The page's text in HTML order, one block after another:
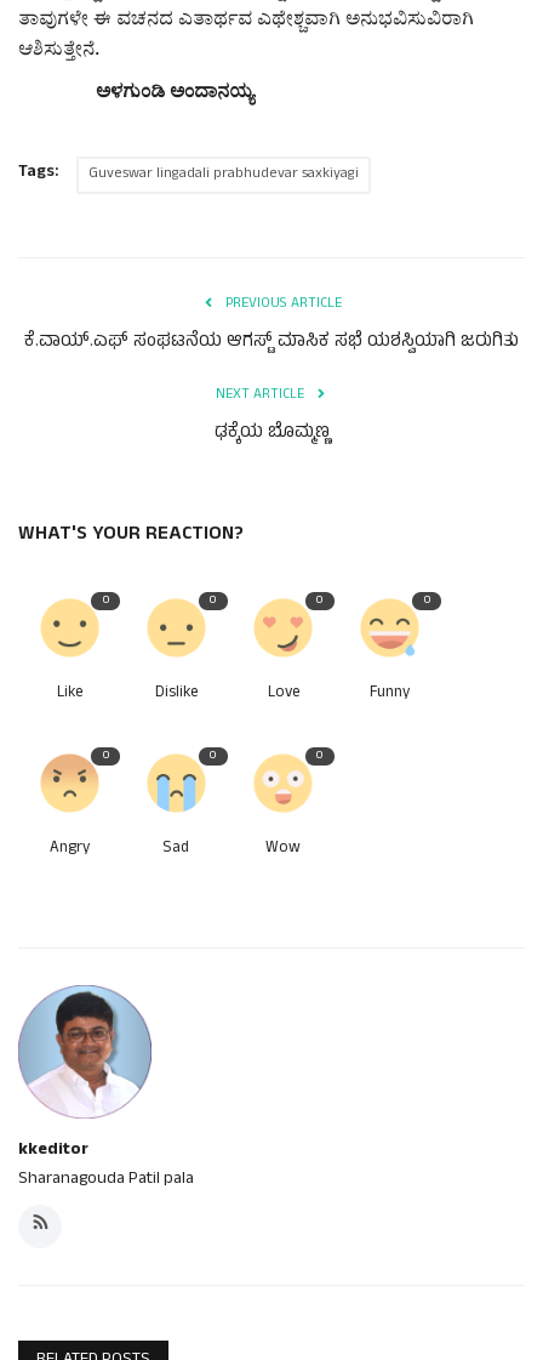
ತಾವುಗಳೇ ಈ ವಚನದ ಎತಾರ್ಥವ ಎಥೇಶ್ಚವಾಗಿ ಅನುಭವಿಸುವಿರಾಗಿ
ಆಶಿಸುತ್ತೇನೆ.
ಅಳಗುಂಡಿ ಅಂದಾನಯ್ಯ
Tags: Guveswar lingadali prabhudevar saxkiyagi
PREVIOUS ARTICLE
ಕೆ.ವಾಯ್.ಎಫ್ ಸಂಘಟನೆಯ ಆಗಸ್ಟ್ ಮಾಸಿಕ ಸಭೆ ಯಶಸ್ವಿಯಾಗಿ ಜರುಗಿತು
NEXT ARTICLE
ಢಕ್ಕೆಯ ಬೊಮ್ಮಣ್ಣ
WHAT'S YOUR REACTION?
0
Like
0
Dislike
0
Love
0
Funny
0
Angry
0
Sad
0
Wow
kkeditor
Sharanagouda Patil pala